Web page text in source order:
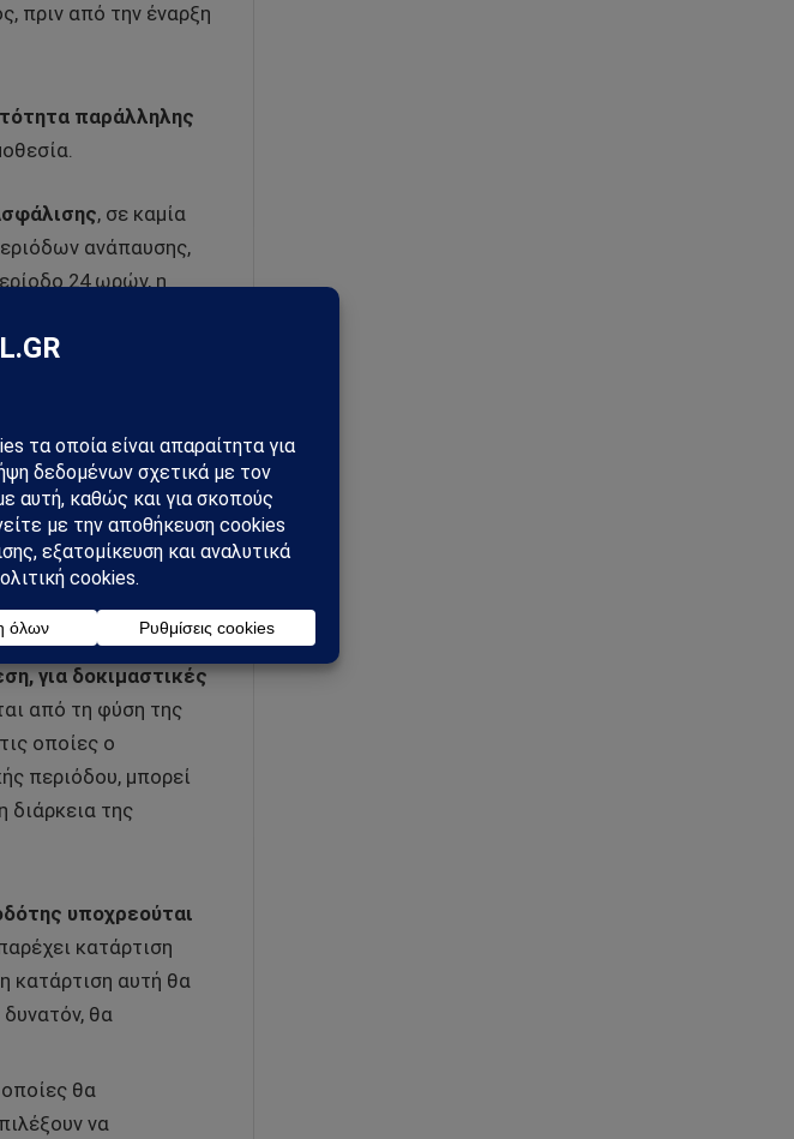
πριν από την έναρξη
παράλληλης
, σε καμία
ανάπαυσης,
24 ωρών, η
να ισχύει για
περίοδο εργασίας,
περιόδου θα
ενώ, αν
δοκιμαστική
για δοκιμαστικές
από τη φύση της
οποίες ο
περιόδου, μπορεί
διάρκεια της
υποχρεούται
κατάρτιση
κατάρτιση αυτή θα
θα
θα
να